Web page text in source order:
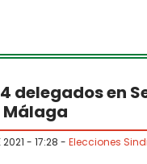
delegados en
2021 - 17:28 - Elecciones